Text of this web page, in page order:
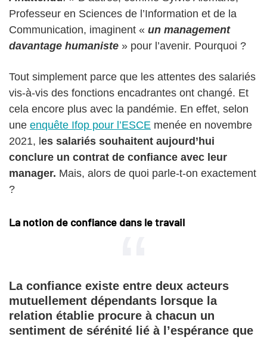
Professeur en Sciences de l’Information et de la
Communication, imaginent « un management
davantage humaniste » pour l’avenir. Pourquoi ?
Tout simplement parce que les attentes des salariés
vis-à-vis des fonctions encadrantes ont changé. Et
cela encore plus avec la pandémie. En effet, selon
une enquête Ifop pour l’ESCE menée en novembre
2021, les salariés souhaitent aujourd’hui
conclure un contrat de confiance avec leur
manager. Mais, alors de quoi parle-t-on exactement
?
La notion de confiance dans le travail
La confiance existe entre deux acteurs
mutuellement dépendants lorsque la
relation établie procure à chacun un
sentiment de sérénité lié à l’espérance que